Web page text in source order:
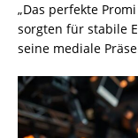
„Das perfekte
sorgten für stabile
seine mediale